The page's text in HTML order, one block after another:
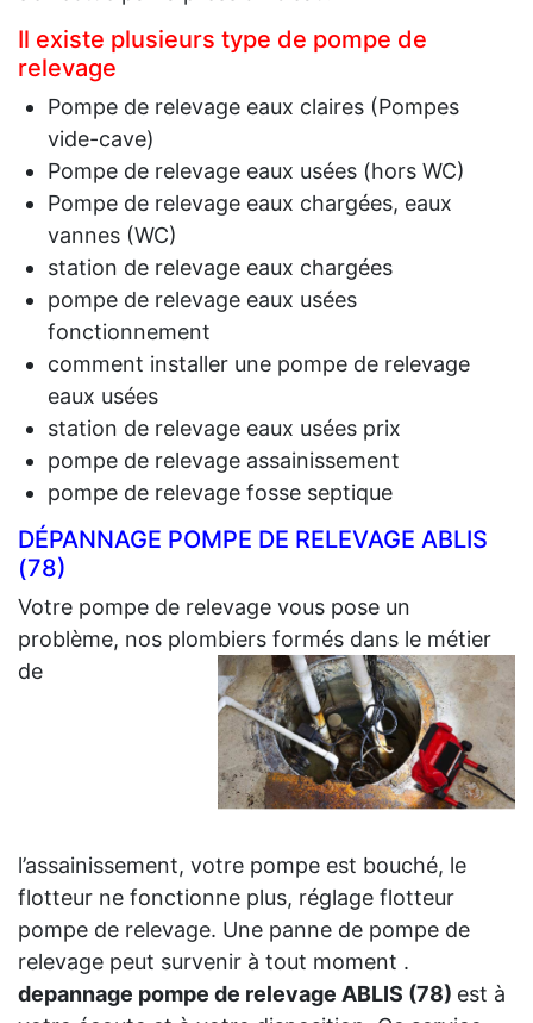
Il existe plusieurs type de pompe de
relevage
Pompe de relevage eaux claires (Pompes
vide-cave)
Pompe de relevage eaux usées (hors WC)
Pompe de relevage eaux chargées, eaux
vannes (WC)
station de relevage eaux chargées
pompe de relevage eaux usées
fonctionnement
comment installer une pompe de relevage
eaux usées
station de relevage eaux usées prix
pompe de relevage assainissement
pompe de relevage fosse septique
DÉPANNAGE POMPE DE RELEVAGE ABLIS
(78)
Votre pompe de relevage vous pose un
problème, nos plombiers formés dans le métier
de
l’assainissement, votre pompe est bouché, le
flotteur ne fonctionne plus, réglage flotteur
pompe de relevage. Une panne de pompe de
relevage peut survenir à tout moment .
depannage pompe de relevage ABLIS (78) est à